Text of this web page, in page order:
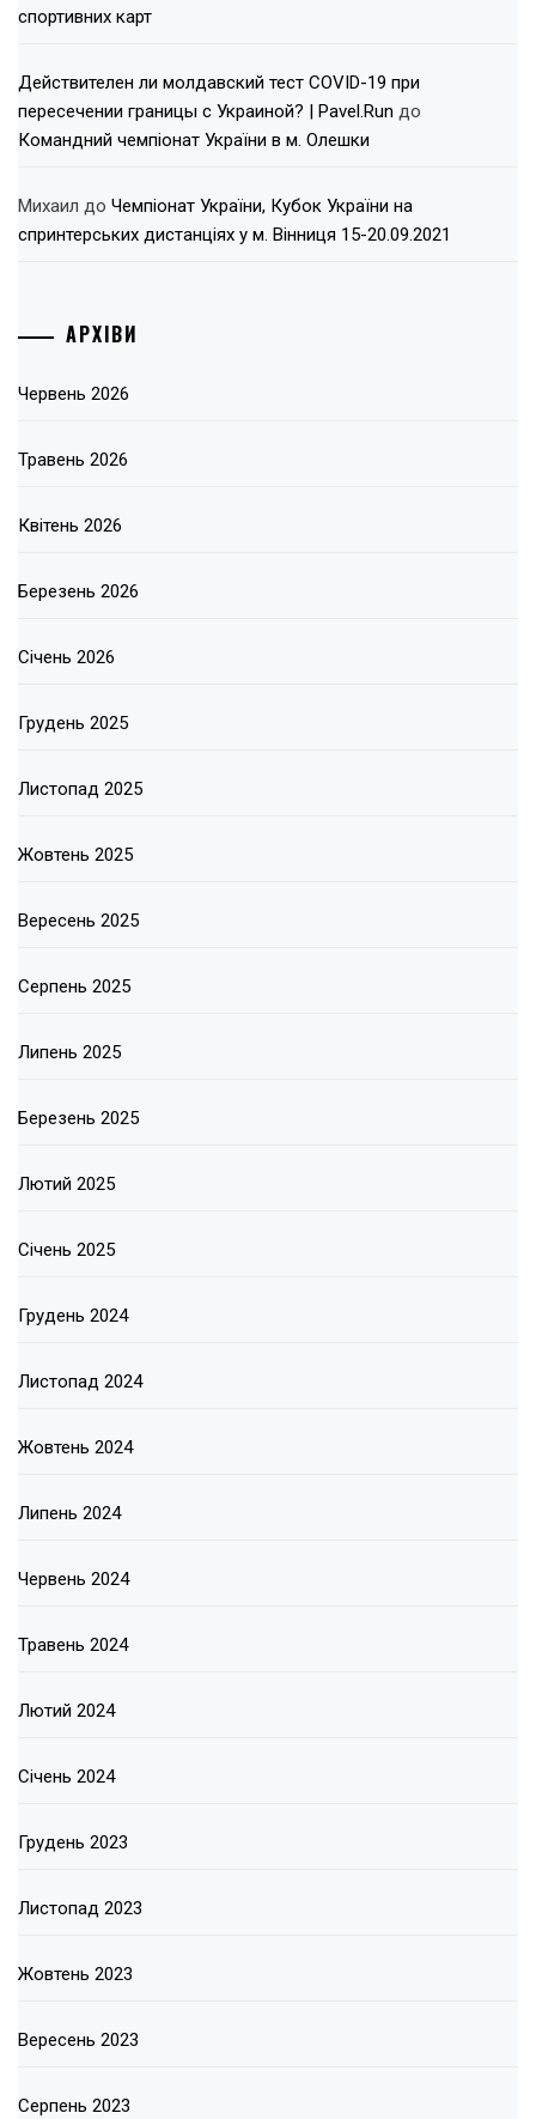
спортивних карт
Действителен ли молдавский тест COVID-19 при
пересечении границы с Украиной? | Pavel.Run до
Командний чемпіонат України в м. Олешки
Михаил до Чемпіонат України, Кубок України на
спринтерських дистанціях у м. Вінниця 15-20.09.2021
АРХІВИ
Червень 2026
Травень 2026
Квітень 2026
Березень 2026
Січень 2026
Грудень 2025
Листопад 2025
Жовтень 2025
Вересень 2025
Серпень 2025
Липень 2025
Березень 2025
Лютий 2025
Січень 2025
Грудень 2024
Листопад 2024
Жовтень 2024
Липень 2024
Червень 2024
Травень 2024
Лютий 2024
Січень 2024
Грудень 2023
Листопад 2023
Жовтень 2023
Вересень 2023
Серпень 2023